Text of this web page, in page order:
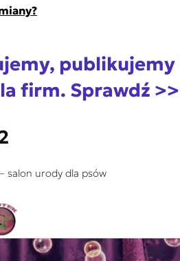
publikujemy
firm. Sprawdź
salon urody dla psów